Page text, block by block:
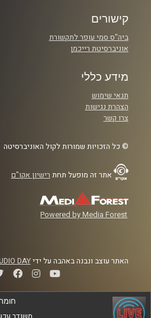
קישורים
ביה"ס סמי עופר לתקשורת
אוניברסיטת רייכמן
מידע כללי
תנאי שימוש
הצהרת נגישות
צרו קשר
© כל הזכויות שמורות לקול האוניברסיטה
אתר זה מופעל תחת רישיון אקו"ם
Powered by Media Forest
האתר עוצב ונבנה באהבה על ידיDAY